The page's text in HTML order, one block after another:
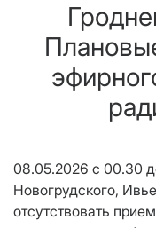
08.05.2026 с 00.30
Новогрудского,
отсутствовать прием